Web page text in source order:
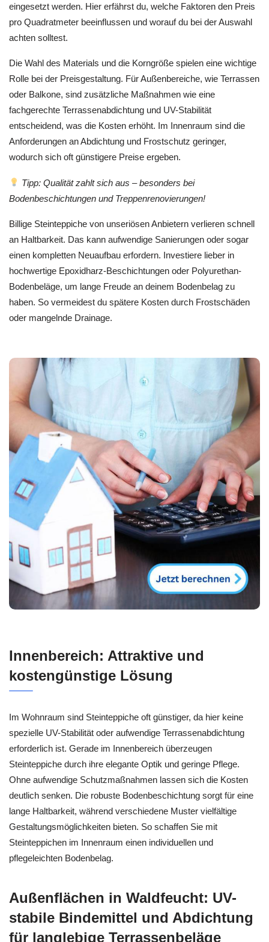
eingesetzt werden. Hier erfährst du, welche Faktoren den Preis
pro Quadratmeter beeinflussen und worauf du bei der Auswahl
achten solltest.
Die Wahl des Materials und die Korngröße spielen eine wichtige
Rolle bei der Preisgestaltung. Für Außenbereiche, wie Terrassen
oder Balkone, sind zusätzliche Maßnahmen wie eine
fachgerechte Terrassenabdichtung und UV-Stabilität
entscheidend, was die Kosten erhöht. Im Innenraum sind die
Anforderungen an Abdichtung und Frostschutz geringer,
wodurch sich oft günstigere Preise ergeben.
Tipp: Qualität zahlt sich aus – besonders bei
Bodenbeschichtungen und Treppenrenovierungen!
Billige Steinteppiche von unseriösen Anbietern verlieren schnell
an Haltbarkeit. Das kann aufwendige Sanierungen oder sogar
einen kompletten Neuaufbau erfordern. Investiere lieber in
hochwertige Epoxidharz-Beschichtungen oder Polyurethan-
Bodenbeläge, um lange Freude an deinem Bodenbelag zu
haben. So vermeidest du spätere Kosten durch Frostschäden
oder mangelnde Drainage.
Innenbereich: Attraktive und
kostengünstige Lösung
Im Wohnraum sind Steinteppiche oft günstiger, da hier keine
spezielle UV-Stabilität oder aufwendige Terrassenabdichtung
erforderlich ist. Gerade im Innenbereich überzeugen
Steinteppiche durch ihre elegante Optik und geringe Pflege.
Ohne aufwendige Schutzmaßnahmen lassen sich die Kosten
deutlich senken. Die robuste Bodenbeschichtung sorgt für eine
lange Haltbarkeit, während verschiedene Muster vielfältige
Gestaltungsmöglichkeiten bieten. So schaffen Sie mit
Steinteppichen im Innenraum einen individuellen und
pflegeleichten Bodenbelag.
Außenflächen in Waldfeucht: UV-
stabile Bindemittel und Abdichtung
für langlebige Terrassenbeläge